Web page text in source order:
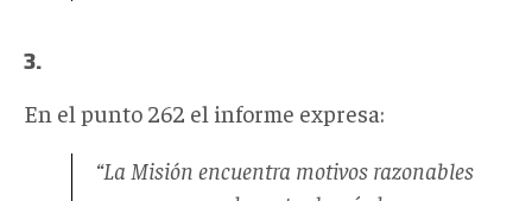
3.
En el punto 262 el informe expresa:
“La Misión encuentra motivos razonables